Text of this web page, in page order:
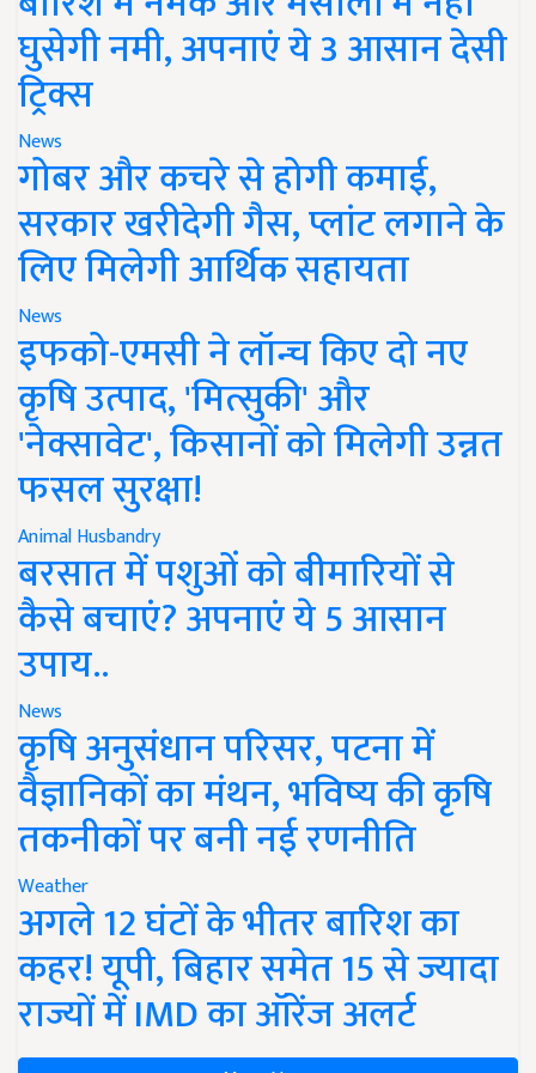
घुसेगी नमी, अपनाएं ये 3 आसान देसी
ट्रिक्स
News
गोबर और कचरे से होगी कमाई,
सरकार खरीदेगी गैस, प्लांट लगाने के
लिए मिलेगी आर्थिक सहायता
News
इफको-एमसी ने लॉन्च किए दो नए
कृषि उत्पाद, 'मित्सुकी' और
'नेक्सावेट', किसानों को मिलेगी उन्नत
फसल सुरक्षा!
Animal Husbandry
बरसात में पशुओं को बीमारियों से
कैसे बचाएं? अपनाएं ये 5 आसान
उपाय..
News
कृषि अनुसंधान परिसर, पटना में
वैज्ञानिकों का मंथन, भविष्य की कृषि
तकनीकों पर बनी नई रणनीति
Weather
अगले 12 घंटों के भीतर बारिश का
कहर! यूपी, बिहार समेत 15 से ज्यादा
राज्यों में IMD का ऑरेंज अलर्ट